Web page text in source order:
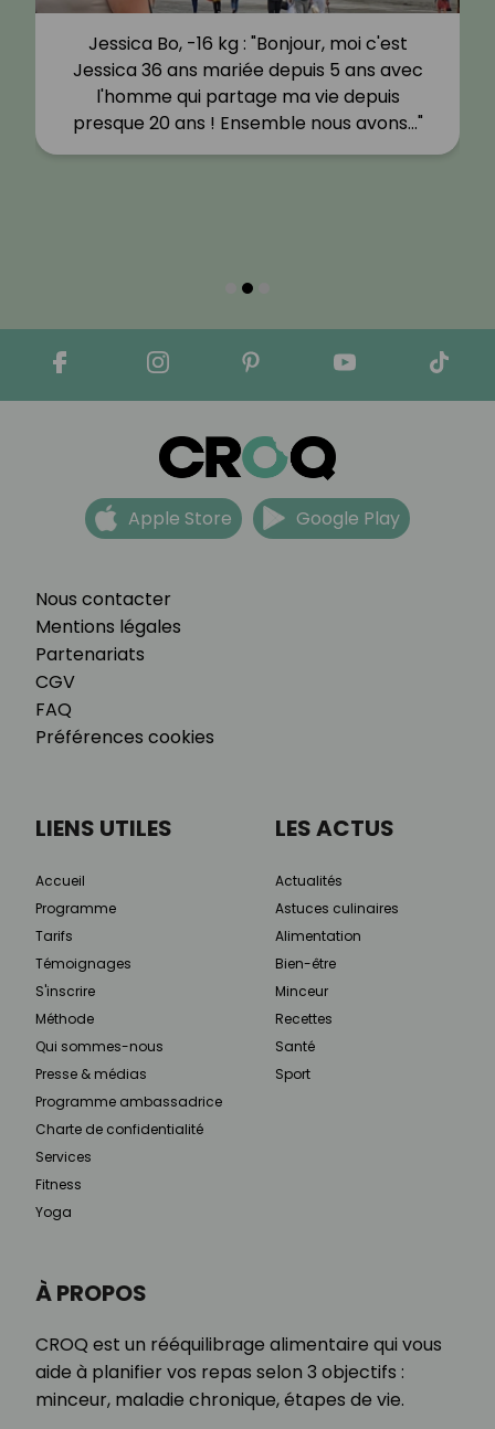
Jessica Bo, -16 kg : "Bonjour, moi c'est
Jessica 36 ans mariée depuis 5 ans avec
l'homme qui partage ma vie depuis
presque 20 ans ! Ensemble nous avons…"
Nous contacter
Mentions légales
Partenariats
CGV
FAQ
Préférences cookies
Apple Store Google Play
À PROPOS
CROQ est un rééquilibrage alimentaire qui vous
aide à planifier vos repas selon 3 objectifs :
minceur, maladie chronique, étapes de vie.
LIENS UTILES
Accueil
Programme
Tarifs
Témoignages
S'inscrire
Méthode
Qui sommes-nous
Presse & médias
Programme ambassadrice
Charte de confidentialité
Services
Fitness
Yoga
LES ACTUS
Actualités
Astuces culinaires
Alimentation
Bien-être
Minceur
Recettes
Santé
Sport